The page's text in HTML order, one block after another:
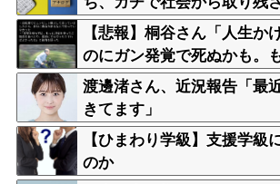
【悲報】桐谷さん「人生か
のにガン発覚で死ぬかも。
べばよかった」後悔の涙
渡邊渚さん、近況報告「最
きてます」
【ひまわり学級】支援学級
のか